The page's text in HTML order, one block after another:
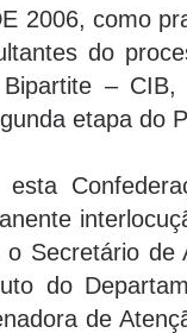
2006, como
do
Bipartite –
etapa do
esta
Secretário de
do
de